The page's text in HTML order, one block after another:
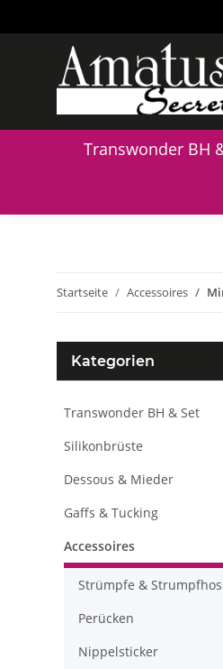
Transwonder BH
Startseite Accessoires
Kategorien
Transwonder BH & Set
Silikonbrüste
Dessous & Mieder
Gaffs & Tucking
Accessoires
Strümpfe &
Perücken
Nippelsticker